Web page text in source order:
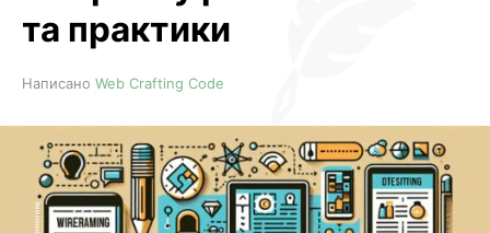
та практикиЧитати повністю
Написано Web Crafting Code